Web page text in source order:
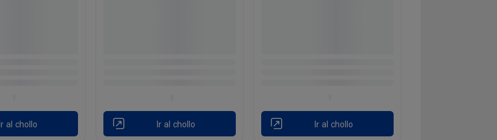
Ir al chollo Ir al chollo Ir al chollo